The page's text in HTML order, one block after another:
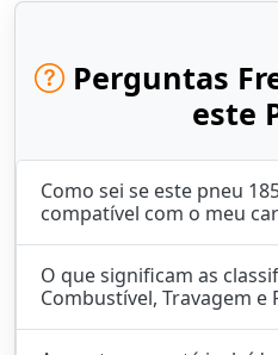
Perguntas
este
Como sei se este pneu
compatível com o meu
O que significam as
Combustível, Travagem e